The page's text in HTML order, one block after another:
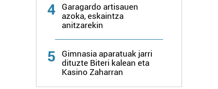
4
Garagardo artisauen
azoka, eskaintza
anitzarekin
5
Gimnasia aparatuak jarri
dituzte Biteri kalean eta
Kasino Zaharran